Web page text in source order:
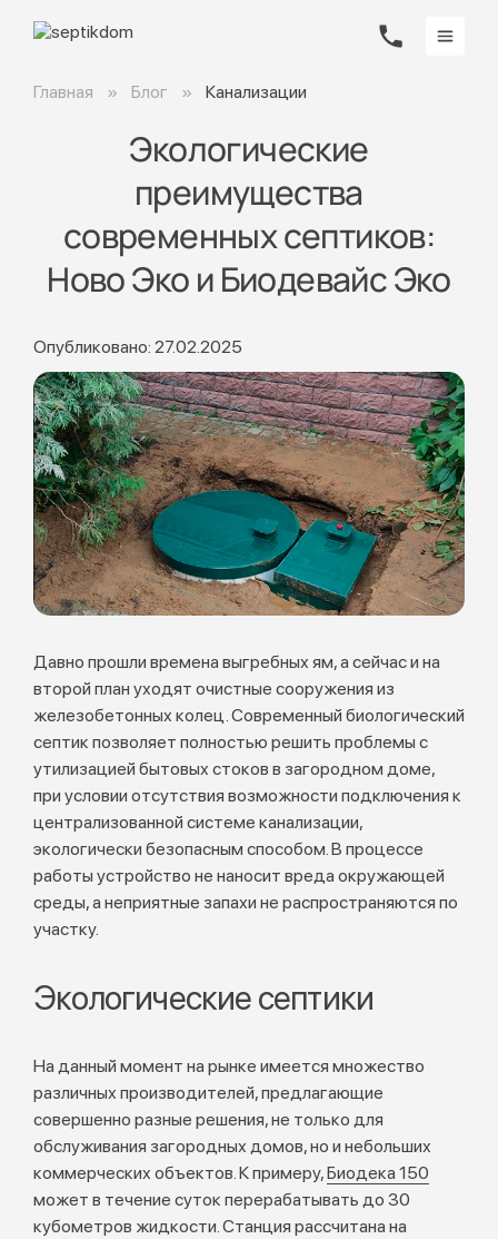
Главная Блог Канализации
Экологические
преимущества
современных септиков:
Ново Эко и Биодевайс Эко
Опубликовано: 27.02.2025
Давно прошли времена выгребных ям, а сейчас и на
второй план уходят очистные сооружения из
железобетонных колец. Современный биологический
септик позволяет полностью решить проблемы с
утилизацией бытовых стоков в загородном доме,
при условии отсутствия возможности подключения к
централизованной системе канализации,
экологически безопасным способом. В процессе
работы устройство не наносит вреда окружающей
среды, а неприятные запахи не распространяются по
участку.
Экологические септики
На данный момент на рынке имеется множество
различных производителей, предлагающие
совершенно разные решения, не только для
обслуживания загородных домов, но и небольших
коммерческих объектов. К примеру,Биодека 150
может в течение суток перерабатывать до 30
кубометров жидкости. Станция рассчитана на